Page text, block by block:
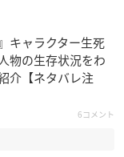
キャラクター生死
物の生存状況をわ
介【ネタバレ注
6コメント